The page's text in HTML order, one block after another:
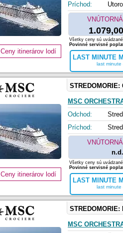
Príchod:
1.079,00
LAST MINUTE
last minute
Ceny itinerárov lodí
Všetky ceny sú
Povinné servisné
STREDOMORIE:
MSC
Odchod:
Príchod:
n.d.
LAST MINUTE
last minute
Ceny itinerárov lodí
Všetky ceny sú
Povinné servisné
STREDOMORIE:
MSC